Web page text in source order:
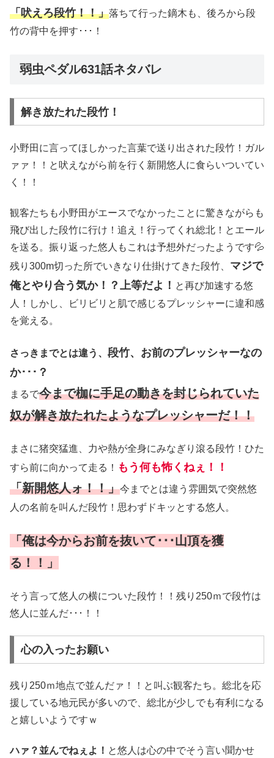
「吠えろ段竹！！」落ちて行った鏑木も、後ろから段
竹の背中を押す･･･！
弱虫ペダル631話ネタバレ
解き放たれた段竹！
小野田に言ってほしかった言葉で送り出された段竹！ガル
ァァ！！と吠えながら前を行く新開悠人に食らいついてい
く！！
観客たちも小野田がエースでなかったことに驚きながらも
飛び出した段竹に行け！追え！行ってくれ総北！とエール
を送る。振り返った悠人もこれは予想外だったようです💦
残り300m切った所でいきなり仕掛けてきた段竹、 マジで
俺とやり合う気か！？上等だよ！ と再び加速する悠
人！しかし、ビリビリと肌で感じるプレッシャーに違和感
を覚える。
さっきまでとは違う、 段竹、お前のプレッシャーなの
か･･･？
まるで今まで枷に手足の動きを封じられていた
奴が解き放たれたようなプレッシャーだ！！
まさに猪突猛進、力や熱が全身にみなぎり滾る段竹！ひた
すら前に向かって走る！ もう何も怖くねぇ！！
「新開悠人ォ！！」今までとは違う雰囲気で突然悠
人の名前を叫んだ段竹！思わずドキッとする悠人。
「俺は今からお前を抜いて･･･山頂を獲
る！！」
そう言って悠人の横についた段竹！！残り250ｍで段竹は
悠人に並んだ･･･！！
心の入ったお願い
残り250ｍ地点で並んだァ！！と叫ぶ観客たち。総北を応
援している地元民が多いので、総北が少しでも有利になる
と嬉しいようですｗ
ハァ？並んでねぇよ！ と悠人は心の中でそう言い聞かせ